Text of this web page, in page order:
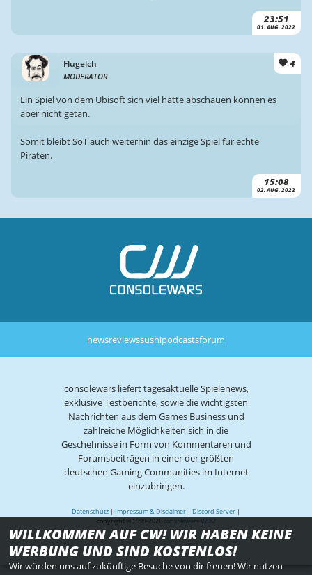
23:51
01. AUG. 2022
Flugelch
MODERATOR
4
15:08
02. AUG. 2022
Ein Spiel von dem Ubisoft sich viel hätte abschauen können es
aber nicht getan.
Somit bleibt SoT auch weiterhin das einzige Spiel für echte
Piraten.
newsreviewssushipodcastsforum
consolewars liefert tagesaktuelle Spielenews,
exklusive Testberichte, sowie die wichtigsten
Nachrichten aus dem Games Business und
zahlreiche Möglichkeiten sich in die
Geschehnisse in Form von Kommentaren und
Forumsbeiträgen in einer der größten
deutschen Gaming Communities im Internet
einzubringen.
Datenschutz | Impressum & Disclaimer | Discord Server |
copyright © 1999-2026 consolewars V2.82
WILLKOMMEN AUF CW! WIR HABEN KEINE
WERBUNG UND SIND KOSTENLOS!
Wir würden uns auf zukünftige Besuche von dir freuen! Wir nutzen